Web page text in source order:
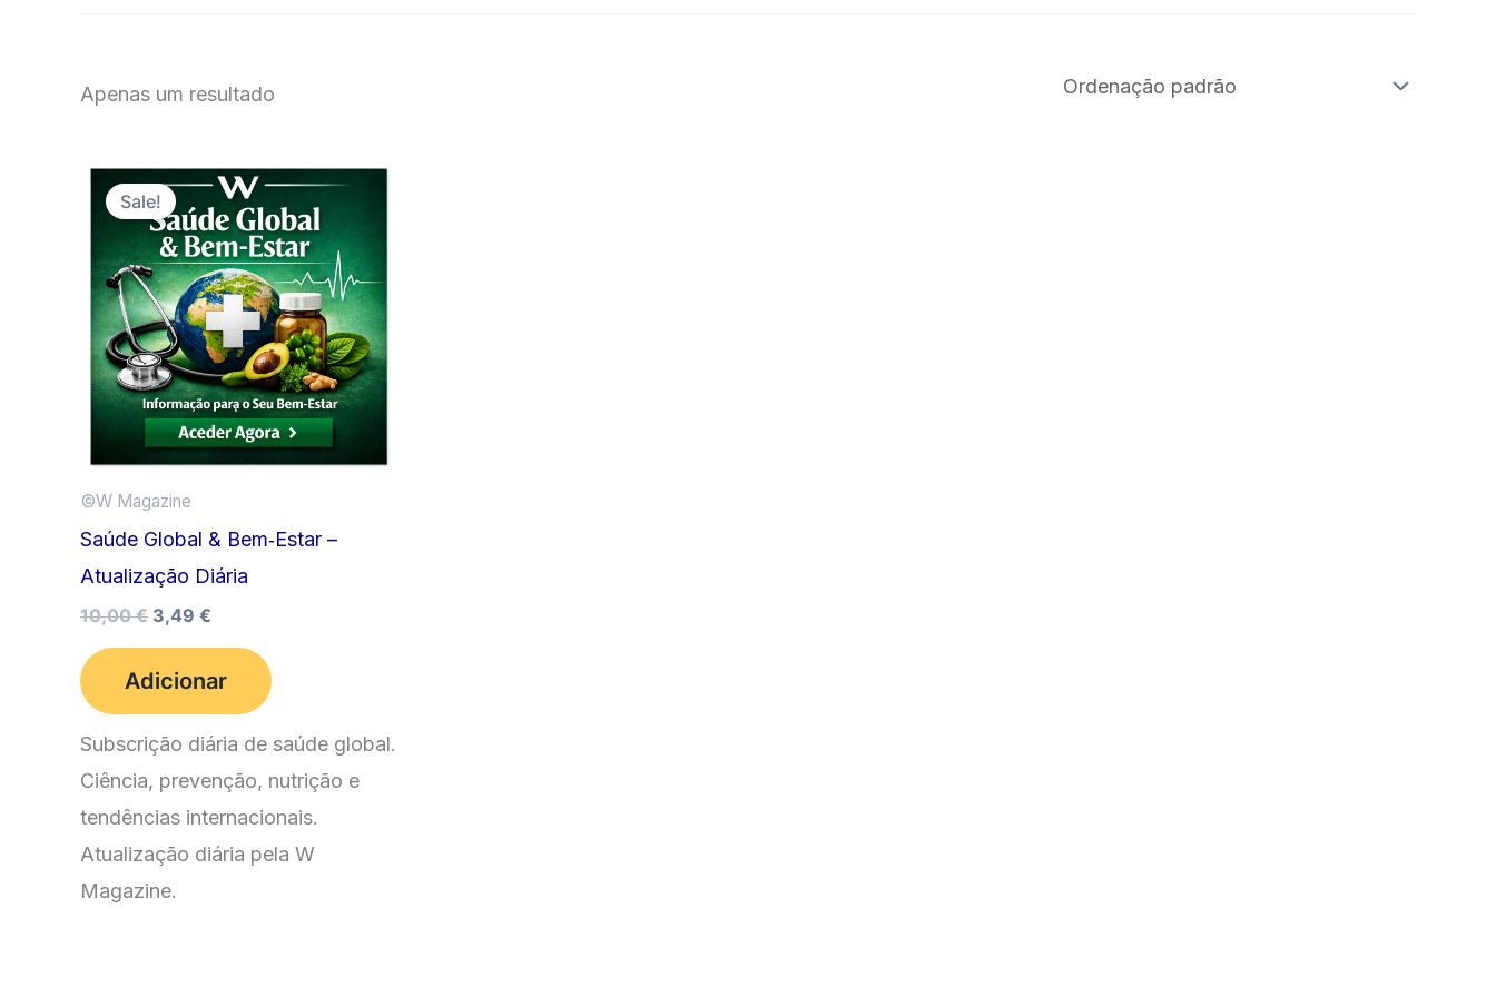
Apenas um resultado
Sale!
©️W Magazine
Saúde Global & Bem‑Estar –
Atualização Diária
10,00€ O
era:
3,49 €
é:
3,49 €.
Adicionar
Subscrição diária de saúde global.
Ciência, prevenção, nutrição e
tendências internacionais.
Atualização diária pela W
Magazine.